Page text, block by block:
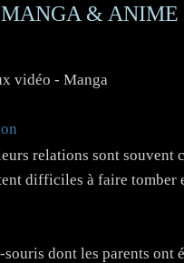
& ANIME
vidéo - Manga
relations sont souvent
difficiles à faire tomber
dont les parents ont